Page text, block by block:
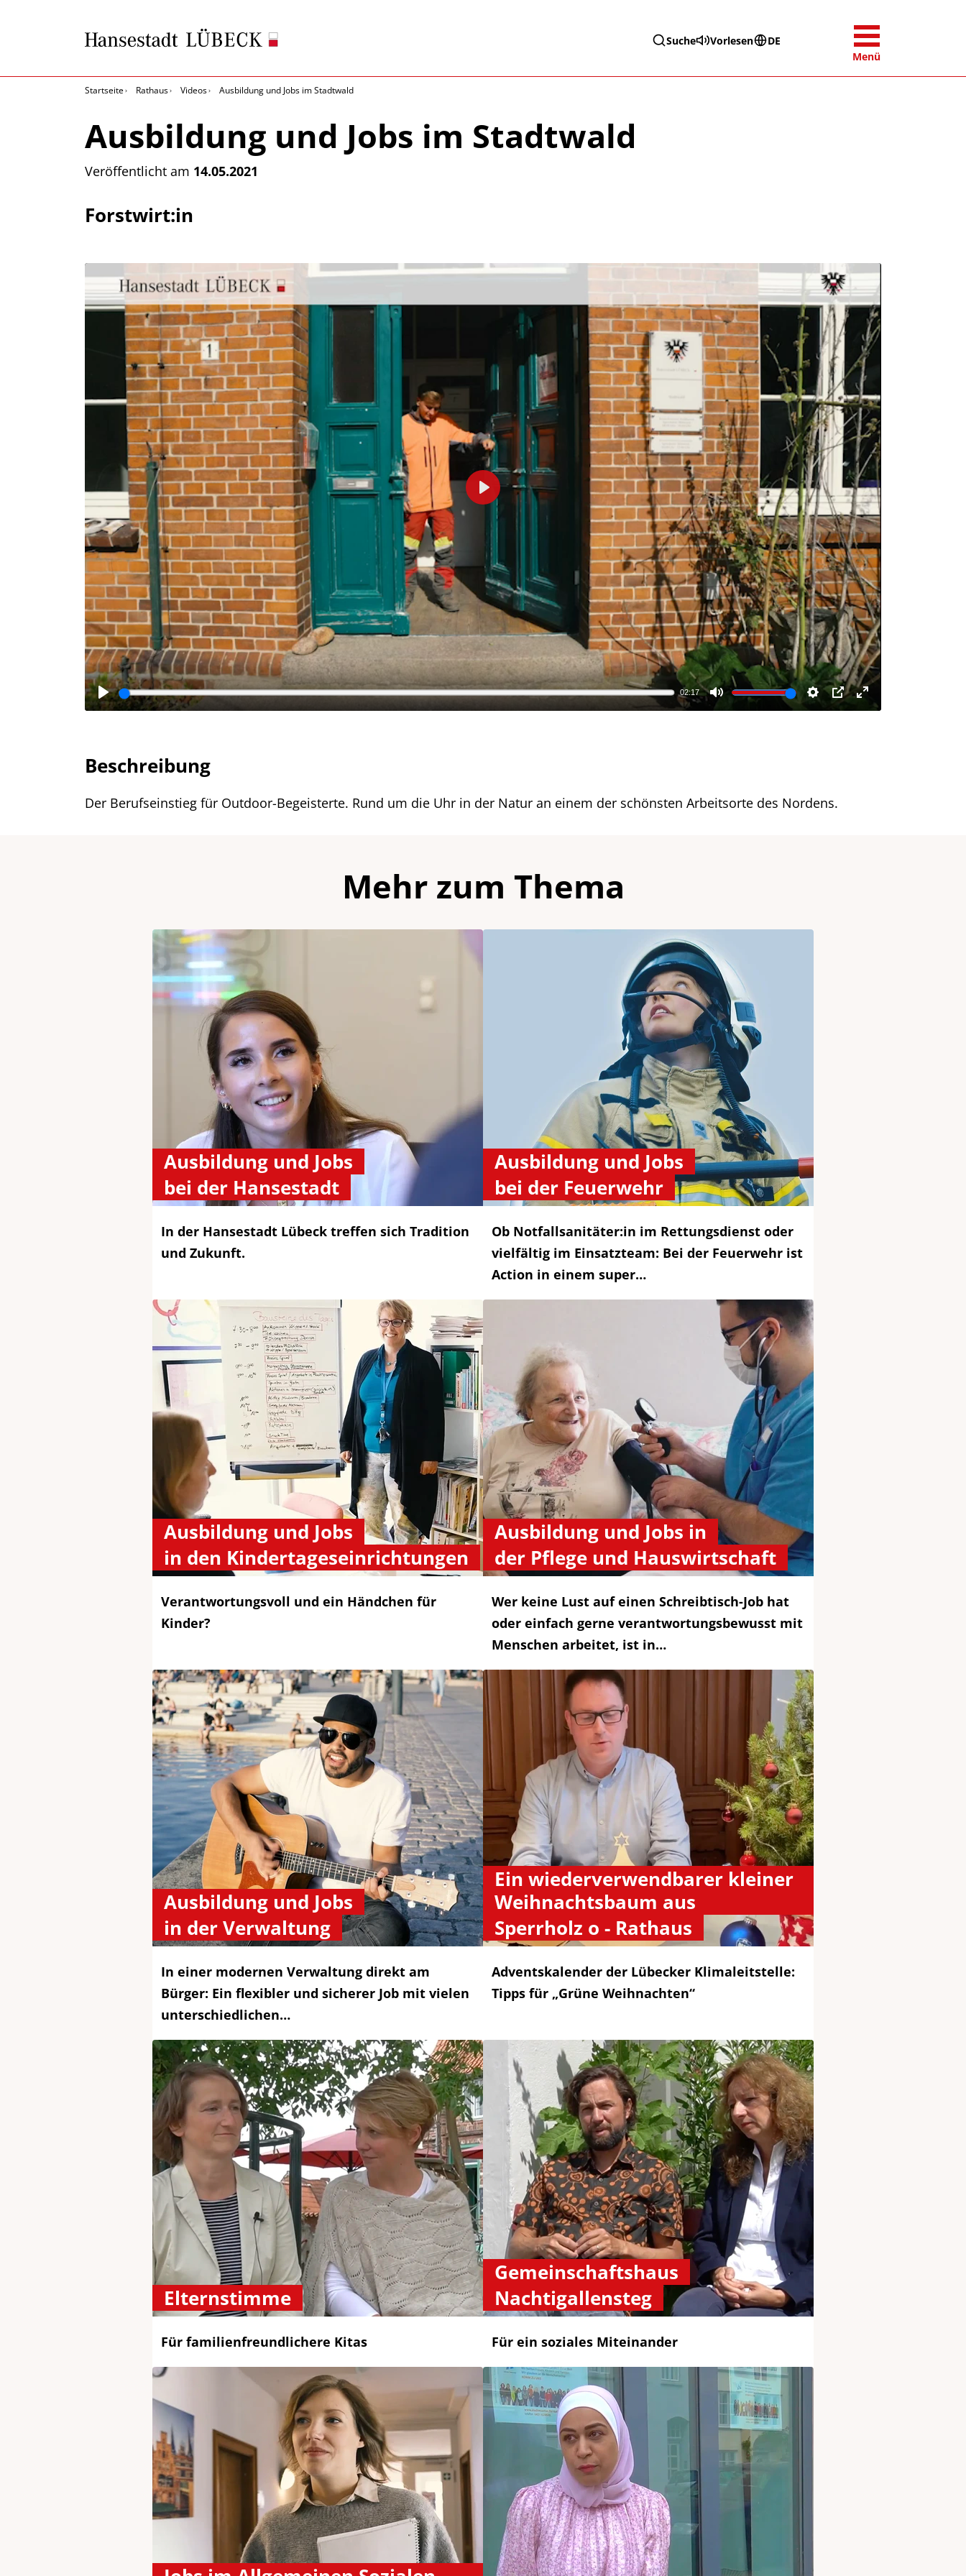
Suche Vorlesen
DE
Menü
Startseite Rathaus Videos Ausbildung und Jobs im Stadtwald
Ausbildung und Jobs im Stadtwald
Veröffentlicht am 14.05.2021
Forstwirt:in
Beschreibung
Der Berufseinstieg für Outdoor-Begeisterte. Rund um die Uhr in der Natur an einem der schönsten Arbeitsorte des Nordens.
Mehr zum Thema
Ausbildung und Jobs
bei der Hansestadt
In der Hansestadt Lübeck treffen sich Tradition
und Zukunft.
Ausbildung und Jobs
bei der Feuerwehr
Ob Notfallsanitäter:in im Rettungsdienst oder
vielfältig im Einsatzteam: Bei der Feuerwehr ist
Action in einem super…
Ausbildung und Jobs
in den Kindertageseinrichtungen
Verantwortungsvoll und ein Händchen für
Kinder?
Ausbildung und Jobs in
der Pflege und Hauswirtschaft
Wer keine Lust auf einen Schreibtisch-Job hat
oder einfach gerne verantwortungsbewusst mit
Menschen arbeitet, ist in…
Ausbildung und Jobs
in der Verwaltung
In einer modernen Verwaltung direkt am
Bürger: Ein flexibler und sicherer Job mit vielen
unterschiedlichen…
Ein wiederverwendbarer kleiner
Weihnachtsbaum aus
Sperrholz o - Rathaus
Adventskalender der Lübecker Klimaleitstelle:
Tipps für „Grüne Weihnachten“
Elternstimme
Für familienfreundlichere Kitas
Gemeinschaftshaus
Nachtigallensteg
Für ein soziales Miteinander